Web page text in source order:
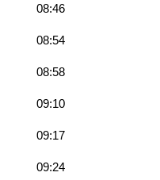
08:46
08:54
08:58
09:10
09:17
09:24